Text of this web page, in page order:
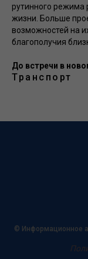
рутинного
жизни. Больше
возможностей на
благополучия
До встречи в
Транспорт
© Информационное